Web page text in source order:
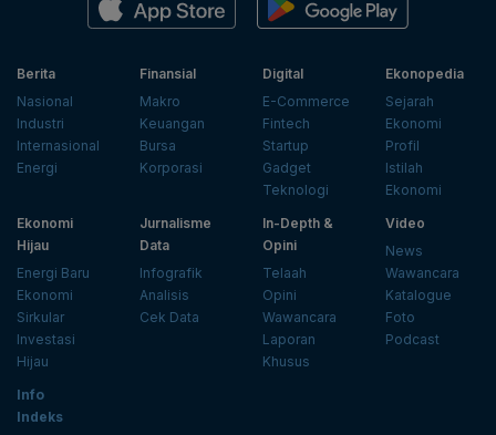
Berita
Nasional
Industri
Internasional
Energi
Finansial
Makro
Keuangan
Bursa
Korporasi
Digital
E-Commerce
Fintech
Startup
Gadget
Teknologi
Ekonopedia
Sejarah
Ekonomi
Profil
Istilah
Ekonomi
Ekonomi
Hijau
Energi Baru
Ekonomi
Sirkular
Investasi
Hijau
Jurnalisme
Data
Infografik
Analisis
Cek Data
In-Depth &
Opini
Telaah
Opini
Wawancara
Laporan
Khusus
Video
News
Wawancara
Katalogue
Foto
Podcast
Info
Indeks